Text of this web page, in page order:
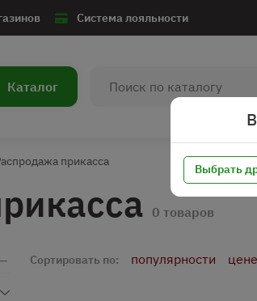
Система лояльности
Каталог
прикасса
0 товаров
Сортировать по: популярности цене
Выбрать